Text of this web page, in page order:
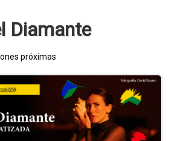
Diamante
próximas